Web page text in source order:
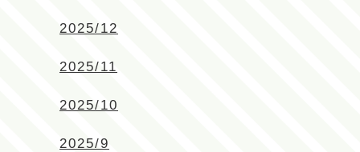
2025/12
2025/11
2025/10
2025/9